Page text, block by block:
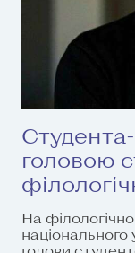
головою
На
національного